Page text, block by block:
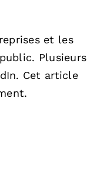
et les
Plusieurs
Cet article